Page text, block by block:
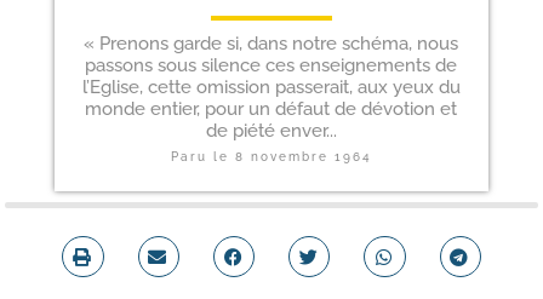
« Prenons garde si, dans notre schéma, nous
passons sous silence ces enseignements de
l’Eglise, cette omission passerait, aux yeux du
monde entier, pour un défaut de dévotion et
de piété enver...
Paru le 8 novembre 1964